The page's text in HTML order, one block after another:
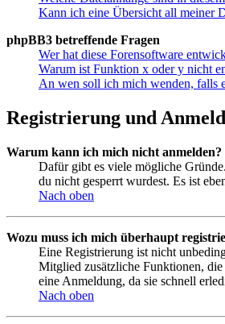
Kann ich eine Übersicht all meiner
phpBB3 betreffende Fragen
Wer hat diese Forensoftware
Warum ist Funktion x oder y nicht
An wen soll ich mich wenden, falls
Registrierung und
Warum kann ich mich nicht anmelden?
Dafür gibt es viele mögliche
du nicht gesperrt wurdest. Es ist
Nach oben
Wozu muss ich mich überhaupt
Eine Registrierung ist nicht
Mitglied zusätzliche Funktionen,
eine Anmeldung, da sie schnell
Nach oben